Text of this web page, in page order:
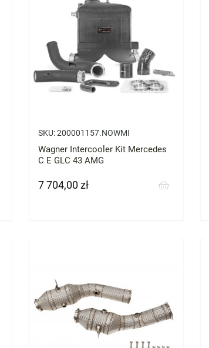
SKU: 200001157.NOWMI
Wagner Intercooler Kit Mercedes
C E GLC 43 AMG
Cena
7 704,00 zł